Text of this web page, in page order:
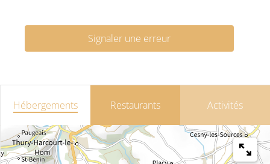
Signaler une erreur
Hébergements Restaurants Activités